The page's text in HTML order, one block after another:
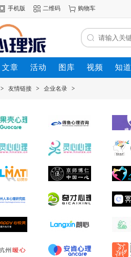
手机版 二维码 购物车
文章 活动 图库 视频 知道
> 友情链接 > 企业名录 >